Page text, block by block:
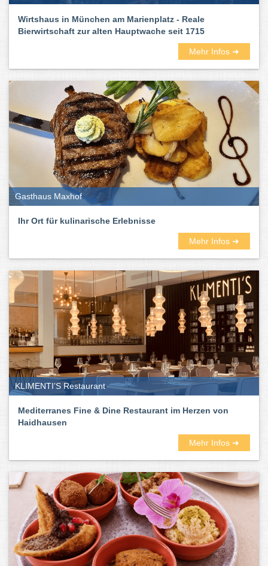
Wirtshaus in München am Marienplatz - Reale
Bierwirtschaft zur alten Hauptwache seit 1715
Mehr Infos ➜
Gasthaus Maxhof
Ihr Ort für kulinarische Erlebnisse
Mehr Infos ➜
KLIMENTI’S Restaurant
Mediterranes Fine & Dine Restaurant im Herzen von
Haidhausen
Mehr Infos ➜